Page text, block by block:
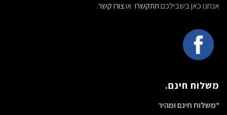
אנחנו כאן בשבילכםתתקשרו אוצורו קשר.
משלוח חינם.
*משלוח חינם ומהיר